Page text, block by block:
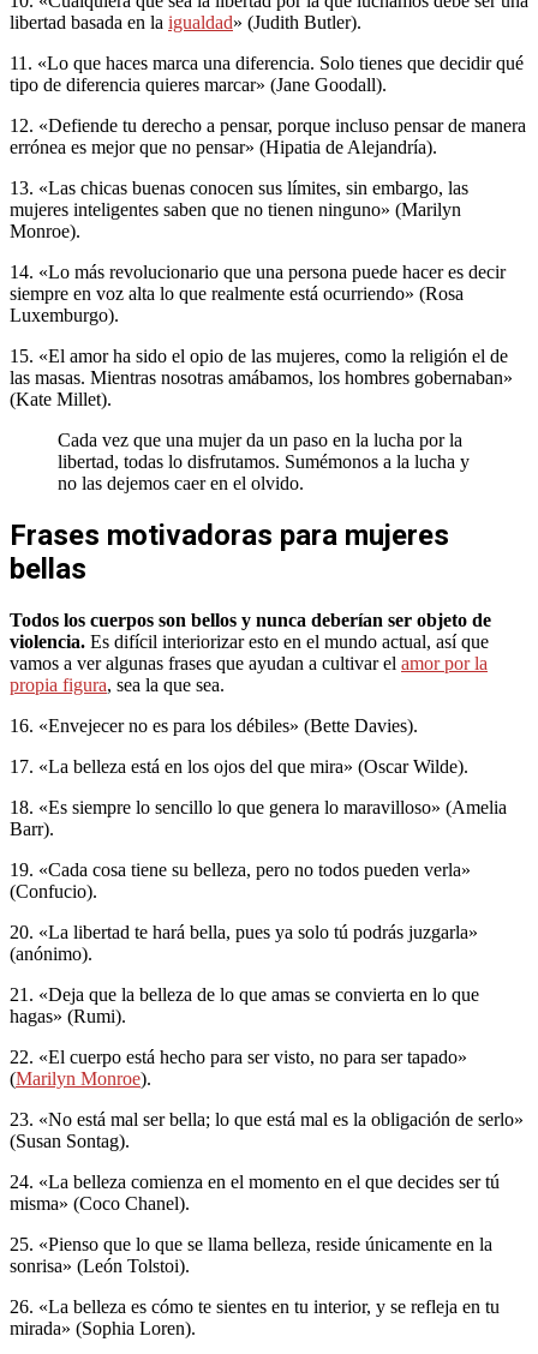
libertad basada en la igualdad» (Judith Butler).
11. «Lo que haces marca una diferencia. Solo tienes que decidir qué
tipo de diferencia quieres marcar» (Jane Goodall).
12. «Defiende tu derecho a pensar, porque incluso pensar de manera
errónea es mejor que no pensar» (Hipatia de Alejandría).
13. «Las chicas buenas conocen sus límites, sin embargo, las
mujeres inteligentes saben que no tienen ninguno» (Marilyn
Monroe).
14. «Lo más revolucionario que una persona puede hacer es decir
siempre en voz alta lo que realmente está ocurriendo» (Rosa
Luxemburgo).
15. «El amor ha sido el opio de las mujeres, como la religión el de
las masas. Mientras nosotras amábamos, los hombres gobernaban»
(Kate Millet).
Cada vez que una mujer da un paso en la lucha por la
libertad, todas lo disfrutamos. Sumémonos a la lucha y
no las dejemos caer en el olvido.
Frases motivadoras para mujeres
bellas
Todos los cuerpos son bellos y nunca deberían ser objeto de
violencia. Es difícil interiorizar esto en el mundo actual, así que
vamos a ver algunas frases que ayudan a cultivar el amor por la
propia figura, sea la que sea.
16. «Envejecer no es para los débiles» (Bette Davies).
17. «La belleza está en los ojos del que mira» (Oscar Wilde).
18. «Es siempre lo sencillo lo que genera lo maravilloso» (Amelia
Barr).
19. «Cada cosa tiene su belleza, pero no todos pueden verla»
(Confucio).
20. «La libertad te hará bella, pues ya solo tú podrás juzgarla»
(anónimo).
21. «Deja que la belleza de lo que amas se convierta en lo que
hagas» (Rumi).
22. «El cuerpo está hecho para ser visto, no para ser tapado»
(Marilyn Monroe).
23. «No está mal ser bella; lo que está mal es la obligación de serlo»
(Susan Sontag).
24. «La belleza comienza en el momento en el que decides ser tú
misma» (Coco Chanel).
25. «Pienso que lo que se llama belleza, reside únicamente en la
sonrisa» (León Tolstoi).
26. «La belleza es cómo te sientes en tu interior, y se refleja en tu
mirada» (Sophia Loren).